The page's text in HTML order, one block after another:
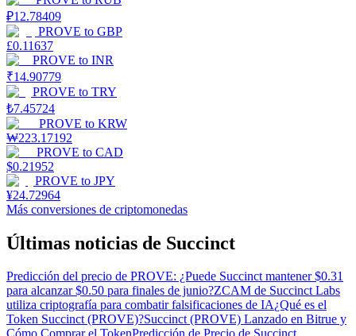
₽12.78409
PROVE to GBP
£0.11637
PROVE to INR
₹14.90779
PROVE to TRY
₺7.45724
PROVE to KRW
₩223.17192
PROVE to CAD
$0.21952
PROVE to JPY
¥24.72964
Más conversiones de criptomonedas
Últimas noticias de Succinct
Predicción del precio de PROVE: ¿Puede Succinct mantener $0.31
para alcanzar $0.50 para finales de junio?ZCAM de Succinct Labs
utiliza criptografía para combatir falsificaciones de IA¿Qué es el
Token Succinct (PROVE)?Succinct (PROVE) Lanzado en Bitrue y